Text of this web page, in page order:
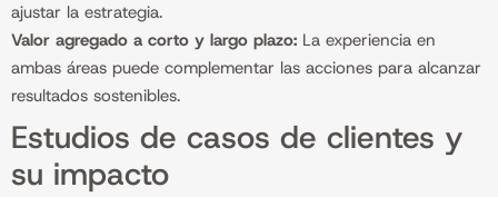
ajustar la estrategia.
Valor agregado a corto y largo plazo: La experiencia en
ambas áreas puede complementar las acciones para alcanzar
resultados sostenibles.
Estudios de casos de clientes y
su impacto